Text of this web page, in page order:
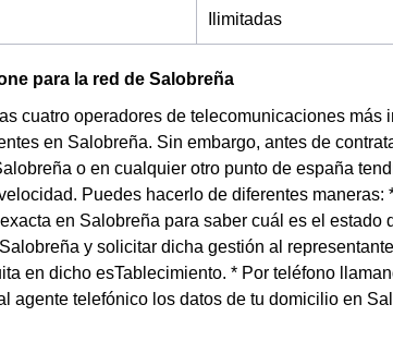
Ilimitadas
para la red de Salobreña
cuatro operadores de telecomunicaciones más
en Salobreña. Sin embargo, antes de
o en cualquier otro punto de españa
Puedes hacerlo de diferentes
en Salobreña para saber cuál es el
y solicitar dicha gestión al
en dicho esTablecimiento. * Por teléfono
agente telefónico los datos de tu domicilio en